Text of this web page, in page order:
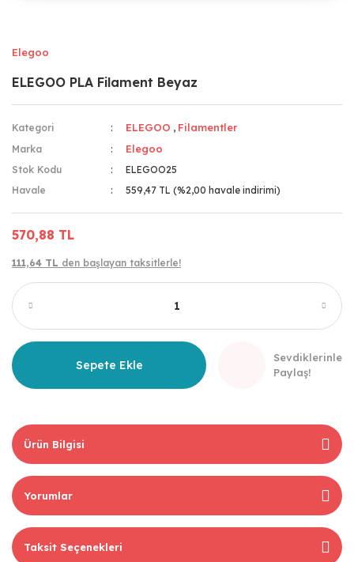
Elegoo
ELEGOO PLA Filament Beyaz
Kategori ELEGOO , Filamentler
Marka Elegoo
Stok Kodu
ELEGOO25
Havale
559,47 TL (%2,00 havale indirimi)
570,88 TL
111,64 TL den başlayan taksitlerle!
Sepete Ekle
Sevdiklerinle
Paylaş!
Ürün Bilgisi
Yorumlar
Taksit Seçenekleri